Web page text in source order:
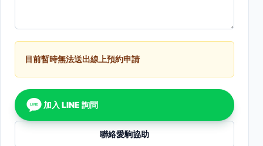
目前暫時無法送出線上預約申請
LINE 加入 LINE 詢問
聯絡愛駒協助